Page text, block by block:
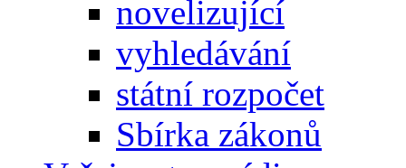
novelizující
vyhledávání
státní rozpočet
Sbírka zákonů